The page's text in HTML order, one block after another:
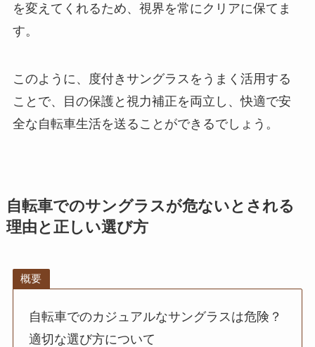
を変えてくれるため、視界を常にクリアに保てま
す。
このように、度付きサングラスをうまく活用する
ことで、目の保護と視力補正を両立し、快適で安
全な自転車生活を送ることができるでしょう。
自転車でのサングラスが危ないとされる
理由と正しい選び方
概要
自転車でのカジュアルなサングラスは危険？
適切な選び方について